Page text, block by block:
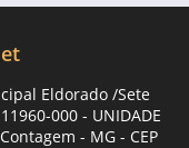
Eldorado /Sete
000 - UNIDADE
- MG - CEP